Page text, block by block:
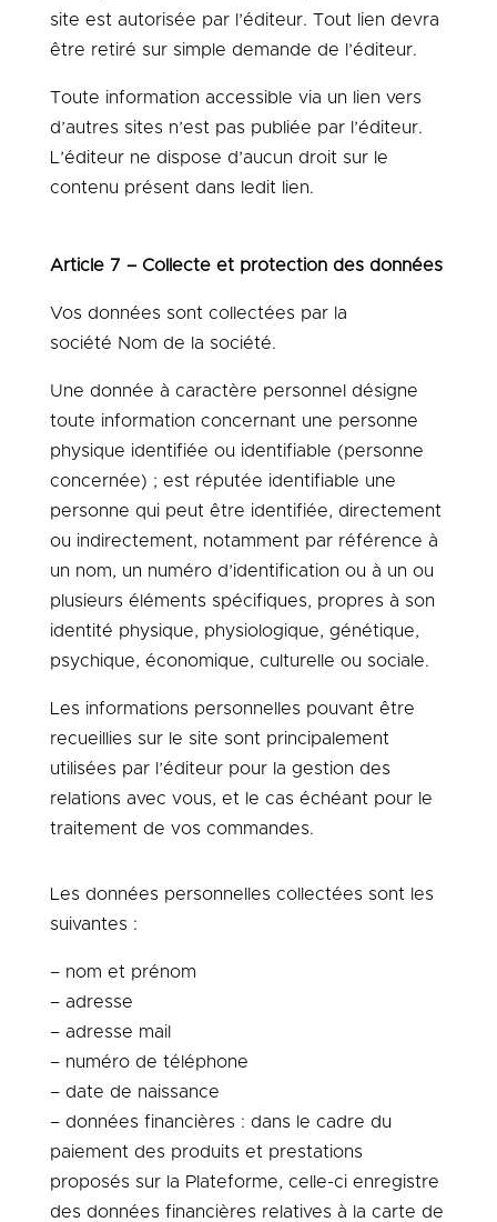
site est autorisée par l’éditeur. Tout lien devra
être retiré sur simple demande de l’éditeur.
Toute information accessible via un lien vers
d’autres sites n’est pas publiée par l’éditeur.
L’éditeur ne dispose d’aucun droit sur le
contenu présent dans ledit lien.
Article 7 – Collecte et protection des données
Vos données sont collectées par la
société Nom de la société.
Une donnée à caractère personnel désigne
toute information concernant une personne
physique identifiée ou identifiable (personne
concernée) ; est réputée identifiable une
personne qui peut être identifiée, directement
ou indirectement, notamment par référence à
un nom, un numéro d’identification ou à un ou
plusieurs éléments spécifiques, propres à son
identité physique, physiologique, génétique,
psychique, économique, culturelle ou sociale.
Les informations personnelles pouvant être
recueillies sur le site sont principalement
utilisées par l’éditeur pour la gestion des
relations avec vous, et le cas échéant pour le
traitement de vos commandes.
Les données personnelles collectées sont les
suivantes :
– nom et prénom
– adresse
– adresse mail
– numéro de téléphone
– date de naissance
– données financières : dans le cadre du
paiement des produits et prestations
proposés sur la Plateforme, celle-ci enregistre
des données financières relatives à la carte de